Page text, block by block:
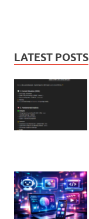
LATEST POSTS